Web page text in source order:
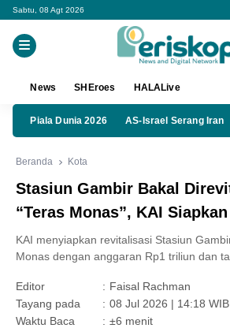
Sabtu, 08 Agt 2026
News SHEroes HALALive
Piala Dunia 2026 AS-Israel Serang Iran
Beranda Kota
Stasiun Gambir Bakal
“Teras Monas”, KAI
KAI menyiapkan revitalisasi Stasiun
Monas dengan anggaran Rp1 triliun dan
Editor : Faisal Rachman
Tayang pada
: 08 Jul 2026 | 14:18 WIB
Waktu Baca
: ±6 menit